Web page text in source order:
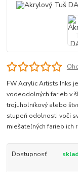
FW Acrylic Artists Inks
vodeodolných farieb v
trojuholníkový alebo
stupeň odolnosti voči
miešateľných farieb ich
Dostupnosť